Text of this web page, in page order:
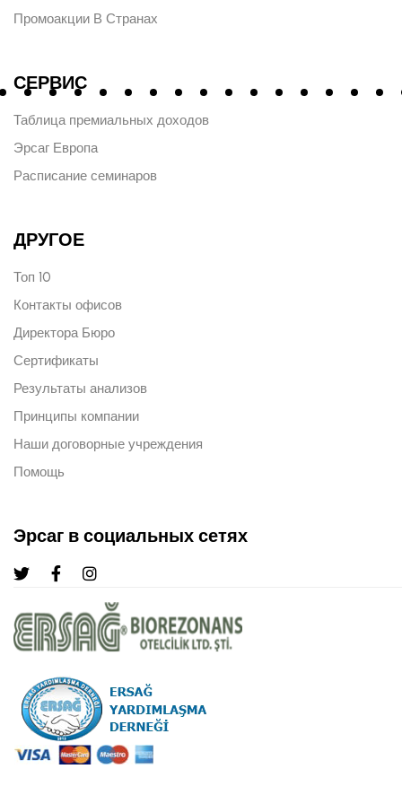
Промоакции В Странах
СЕРВИС
Таблица премиальных доходов
Эрсаг Европа
Расписание семинаров
ДРУГОЕ
Топ 10
Контакты офисов
Директора Бюро
Сертификаты
Результаты анализов
Принципы компании
Наши договорные учреждения
Помощь
Эрсаг в социальных сетях